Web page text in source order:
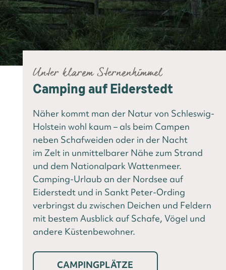
Unter klarem Sternenhimmel
Camping auf Eiderstedt
Näher kommt man der Natur von Schleswig-
Holstein wohl kaum – als beim Campen
neben Schafweiden oder in der Nacht
im Zelt in unmittelbarer Nähe zum Strand
und dem Nationalpark Wattenmeer.
Camping-Urlaub an der Nordsee auf
Eiderstedt und in Sankt Peter-Ording
verbringst du zwischen Deichen und Feldern
mit bestem Ausblick auf Schafe, Vögel und
andere Küstenbewohner.
CAMPINGPLÄTZE